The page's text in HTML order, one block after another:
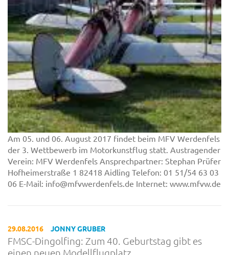
Am 05. und 06. August 2017 findet beim MFV Werdenfels
der 3. Wettbewerb im Motorkunstflug statt. Austragender
Verein: MFV Werdenfels Ansprechpartner: Stephan Prüfer
Hofheimerstraße 1 82418 Aidling Telefon: 01 51/54 63 03
06 E-Mail: info@mfvwerdenfels.de Internet: www.mfvw.de
29.08.2016 JONNY GRUBER
FMSC-Dingolfing: Zum 40. Geburtstag gibt es